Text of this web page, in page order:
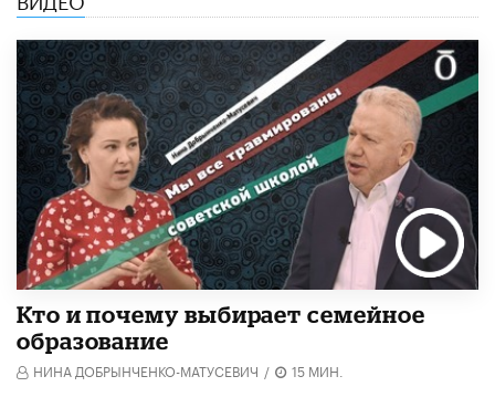
Кто и почему выбирает семейное
образование
НИНА ДОБРЫНЧЕНКО-МАТУСЕВИЧ / 15 МИН.